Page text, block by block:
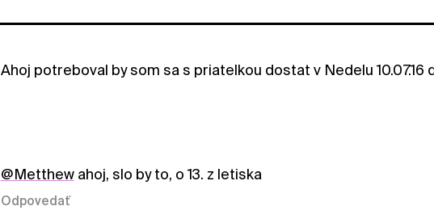
Ahoj potreboval by som sa s priatelkou dostat v Nedelu 10.07.16
@Metthewahoj, slo by to, o 13. z letiska
Odpovedať